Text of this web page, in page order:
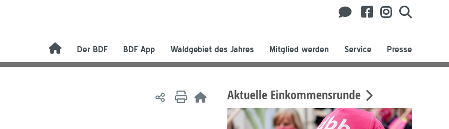
Der BDF BDF App Waldgebiet des Jahres Mitglied werden Service Presse
Aktuelle Einkommensrunde